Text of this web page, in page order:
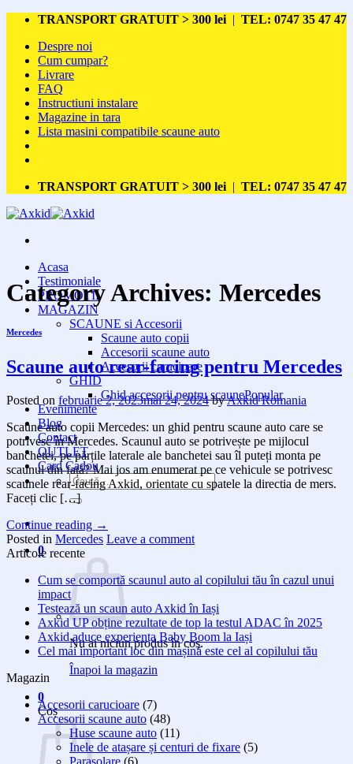
Skip
content
TRANSPORT GRATUIT > 300 lei | TEL: 0747 35 47 47
Despre noi
Cum cumpar?
Livrare
FAQ
Instructiuni instalare
Magazine in tara
Lista masini compatibile scaune auto
TRANSPORT GRATUIT > 300 lei | TEL: 0747 35 47 47
Acasa
Testimoniale
PROMOTII
MAGAZIN
SCAUNE si Accesorii
Scaune auto copii
Accesorii scaune auto
Accesorii carucioare
GHID
Ghid accesorii pentru scaune
Evenimente
Blog
Contact
OUTLET
Card Cadou
Caută
după:
0
Nu ai niciun produs în coș.
Înapoi la magazin
0
Coș
Category Archives: Mercedes
Mercedes
Scaune auto rear-facing pentru Mercedes
Posted on februarie 2, 2023mai 24, 2024 byAxkid Romania
Scaune auto copii Mercedes: un ghid pentru scaune auto care se
potrivesc în Mercedes. Scaunul auto se potrivește pe mijlocul
banchetei, pe părțile laterale ale banchetei sau îl puteți monta pe
scaunul din față? Mai jos am enumerat pe ce vehicule se potrivesc
scaunele rear-facing Axkid, orientate cu spatele la directia de mers.
Faceți clic […]
Continue reading →
Posted in Mercedes Leave a comment
Articole recente
Cum se comportă scaunul auto al copilului tău în cazul unui
impact
Testează un scaun auto Axkid în Iași
Axkid UP obține rezultate de top la testul ADAC în 2025
Axkid aduce experiența Baby Boom la Iași
Cel mai important loc din mașină este cel al copilului tău
Magazin
Accesorii carucioare (7)
Accesorii scaune auto (48)
Huse scaune auto (11)
Inele de atașare și centuri de fixare (5)